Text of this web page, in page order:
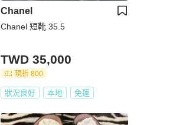
Chanel
Chanel 短靴 35.5
TWD 35,000
現折 800
狀況良好 本地 免運